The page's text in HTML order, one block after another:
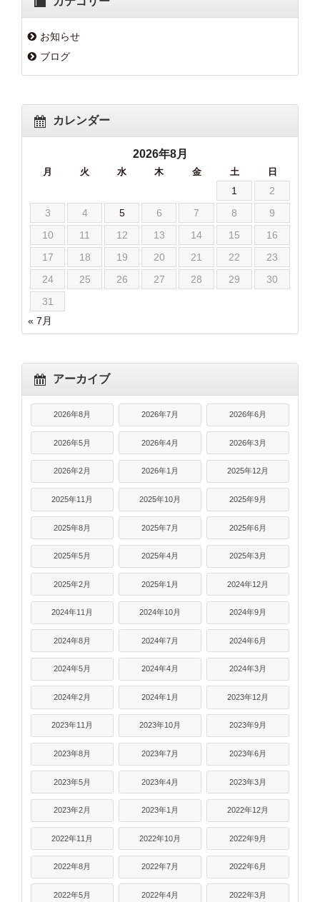
お知らせ
ブログ
カレンダー
2026年8月
月 火 水 木 金 土 日
1
2
3
4 5 6 7 8
9
10
11 12 13 14 15
16
17
18 19 20 21 22
23
24
25 26 27 28 29
30
31
« 7月
アーカイブ
2026年8月 2026年7月 2026年6月
2026年5月 2026年4月 2026年3月
2026年2月 2026年1月 2025年12月
2025年11月 2025年10月 2025年9月
2025年8月 2025年7月 2025年6月
2025年5月 2025年4月 2025年3月
2025年2月 2025年1月 2024年12月
2024年11月 2024年10月 2024年9月
2024年8月 2024年7月 2024年6月
2024年5月 2024年4月 2024年3月
2024年2月 2024年1月 2023年12月
2023年11月 2023年10月 2023年9月
2023年8月 2023年7月 2023年6月
2023年5月 2023年4月 2023年3月
2023年2月 2023年1月 2022年12月
2022年11月 2022年10月 2022年9月
2022年8月 2022年7月 2022年6月
2022年5月 2022年4月 2022年3月